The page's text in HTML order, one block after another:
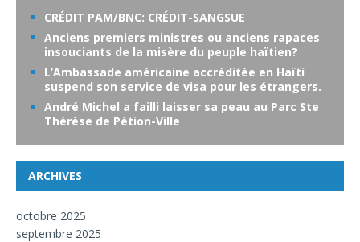
CRÉDIT PAM/BNC: CRÉDIT-SANGSUE
Anciens premiers ministres ou anciens rapaces
insouciants de la misère du peuple haïtien?
L’Ambassade américaine accréditée en Haïti
suspend son service de visa pour les étrangers.
André Michel a failli laisser sa peau au Parc Ste
Thérèse de Pétion-Ville
ARCHIVES
octobre 2025
septembre 2025